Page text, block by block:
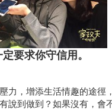
要求你守信用。
力，增添生活情趣的途徑
說到做到？如果沒有，會